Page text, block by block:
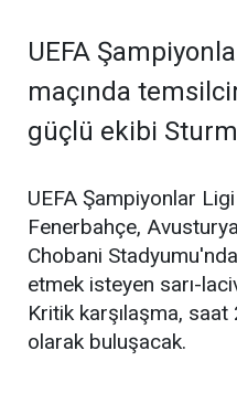
UEFA
maçında
güçlü ekibi
UEFA Şampiyonlar
Fenerbahçe,
Chobani
etmek isteyen sarı-
Kritik karşılaşma,
olarak buluşacak.